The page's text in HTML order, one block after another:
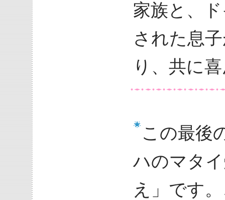
家族と、
された息
り、共に
この最後
ハのマタ
え」です